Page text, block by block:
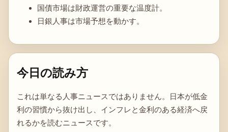
国債市場は財政運営の重要な温度計。
日銀人事は市場予想を動かす。
今日の読み方
これは単なる人事ニュースではありません。日本が低金
利の習慣から抜け出し、インフレと金利のある経済へ戻
れるかを読むニュースです。